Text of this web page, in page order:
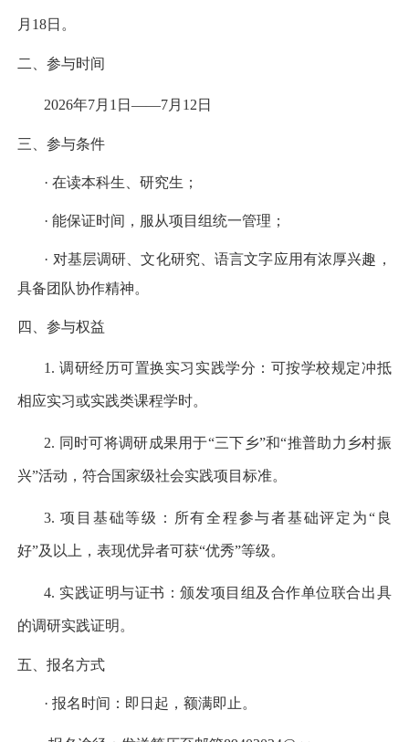
月 18日。
二、参与时间
2026年7月 1 日——7月 12 日
三、参与条件
· 在读本科生、研究生；
· 能保证时间，服从项目组统一管理；
· 对基层调研、文化研究、语言文字应用有浓厚兴趣，
具备团队协作精神。
四、参与权益
1.调研经历可置换实习实践学分：可按学校规定冲抵
相应实习或实践类课程学时。
2. 同时可将调研成果用于“三下乡”和“推普助力乡村振
兴”活动，符合国家级社会实践项目标准。
3.项目基础等级：所有全程参与者基础评定为“良
好”及以上，表现优异者可获“优秀”等级。
4. 实践证明与证书：颁发项目组及合作单位联合出具
的调研实践证明。
五、报名方式
· 报名时间：即日起，额满即止。